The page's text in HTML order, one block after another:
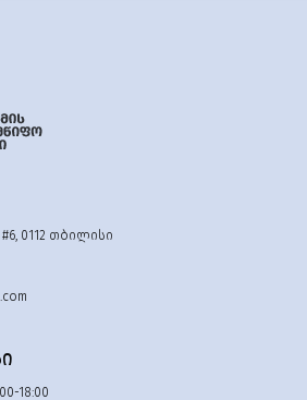
0112 თბილისი
18:00